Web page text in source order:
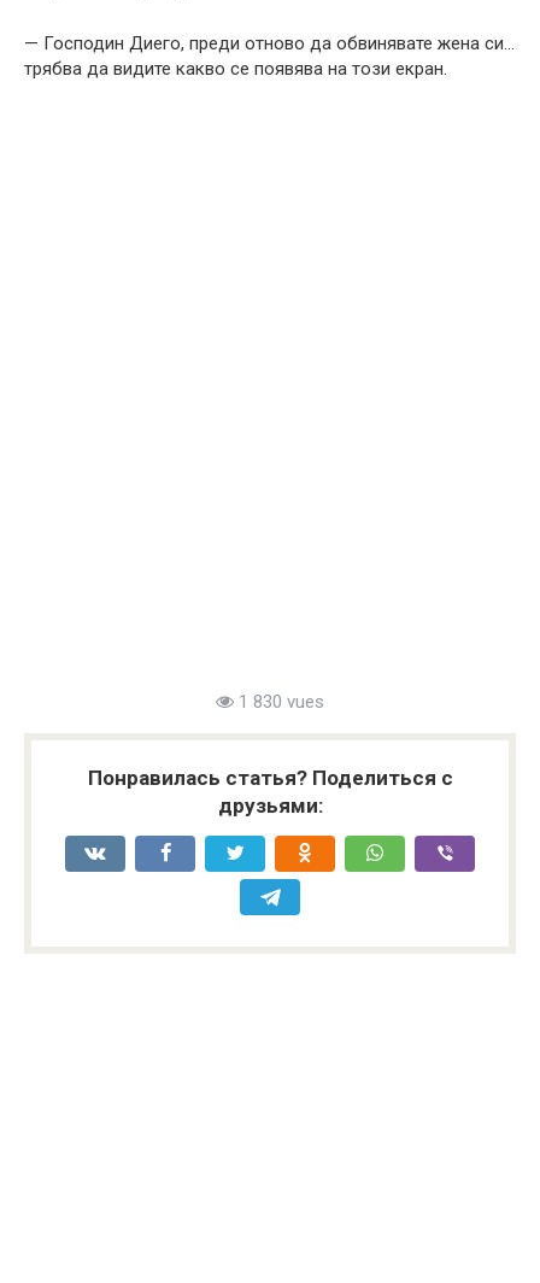
— Господин Диего, преди отново да обвинявате жена си…
трябва да видите какво се появява на този екран.
1 830 vues
Понравилась статья? Поделиться с
друзьями: